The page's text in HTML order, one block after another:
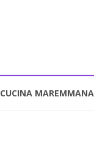
CUCINA MAREMMANA